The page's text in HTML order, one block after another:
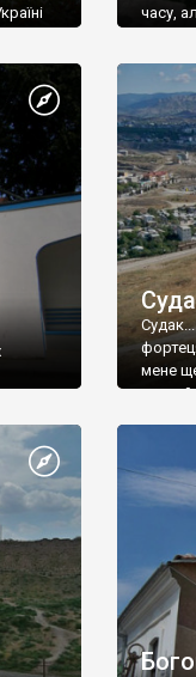
часу,
мене